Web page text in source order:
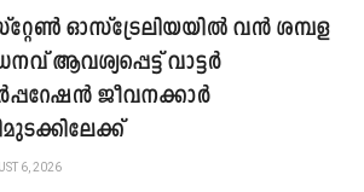
ഓസ്‌ട്രേലിയയിൽ വൻ ശമ്പള
ആവശ്യപ്പെട്ട് വാട്ടർ
ജീവനക്കാർ
6, 2026